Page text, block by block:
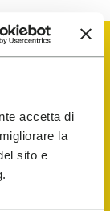
accetta di
la
sito e